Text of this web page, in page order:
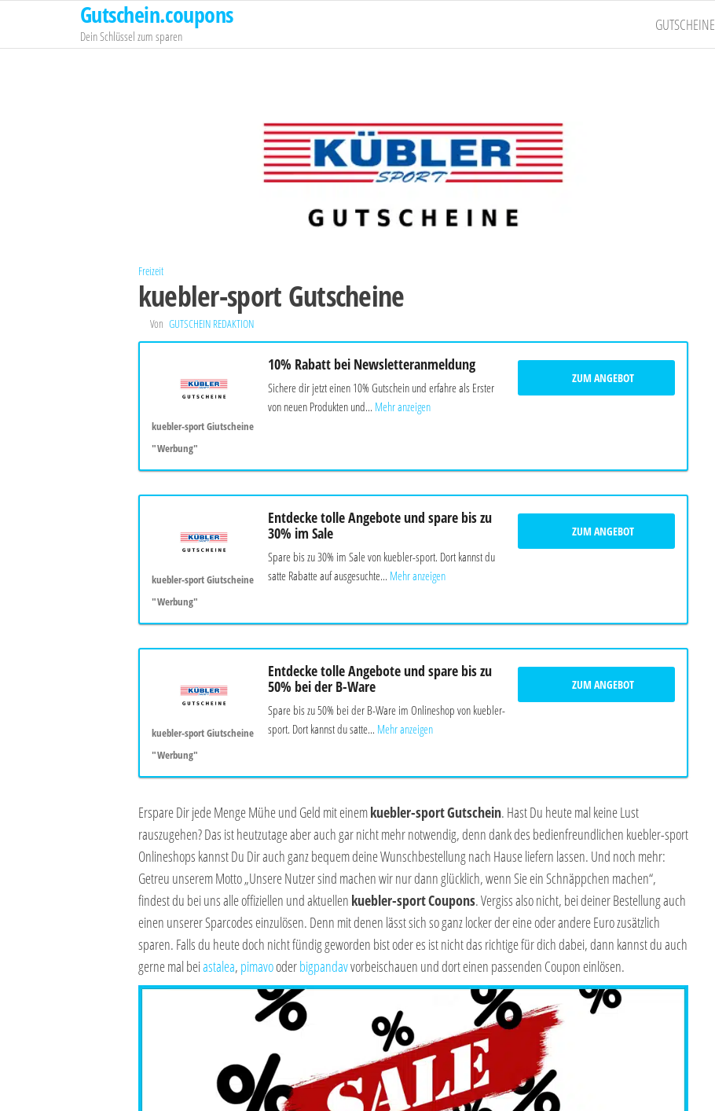
springen
Gutschein.coupons
Dein Schlüssel zum sparen
GUTSCHEINE
Freizeit
kuebler-sport Gutscheine
Von GUTSCHEIN REDAKTION
kuebler-sport Giutscheine
"Werbung"
10% Rabatt bei Newsletteranmeldung
Sichere dir jetzt einen 10% Gutschein und erfahre als Erster
von neuen Produkten und... Mehr anzeigen
ZUM ANGEBOT
kuebler-sport Giutscheine
"Werbung"
Entdecke tolle Angebote und spare bis zu
30% im Sale
Spare bis zu 30% im Sale von kuebler-sport. Dort kannst du
satte Rabatte auf ausgesuchte... Mehr anzeigen
ZUM ANGEBOT
kuebler-sport Giutscheine
"Werbung"
Entdecke tolle Angebote und spare bis zu
50% bei der B-Ware
Spare bis zu 50% bei der B-Ware im Onlineshop von kuebler-
sport. Dort kannst du satte... Mehr anzeigen
ZUM ANGEBOT
Erspare Dir jede Menge Mühe und Geld mit einemkuebler-sportGutschein. Hast Du heute mal keine Lust
rauszugehen? Das ist heutzutage aber auch gar nicht mehr notwendig, denn dank des bedienfreundlichen kuebler-sport
Onlineshops kannst Du Dir auch ganz bequem deine Wunschbestellung nach Hause liefern lassen. Und noch mehr:
Getreu unserem Motto „Unsere Nutzer sind machen wir nur dann glücklich, wenn Sie ein Schnäppchen machen“,
findest du bei uns alle offiziellen und aktuellen kuebler-sportCoupons. Vergiss also nicht, bei deiner Bestellung auch
einen unserer Sparcodes einzulösen. Denn mit denen lässt sich so ganz locker der eine oder andere Euro zusätzlich
sparen. Falls du heute doch nicht fündig geworden bist oder es ist nicht das richtige für dich dabei, dann kannst du auch
gerne mal beiastalea, pimavooderbigpandavvorbeischauen und dort einen passenden Coupon einlösen.